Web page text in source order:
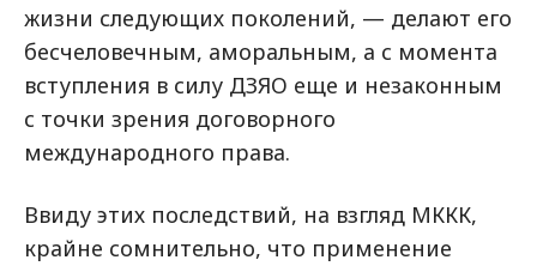
жизни следующих поколений, — делают его
бесчеловечным, аморальным, а с момента
вступления в силу ДЗЯО еще и незаконным
с точки зрения договорного
международного права.
Ввиду этих последствий, на взгляд МККК,
крайне сомнительно, что применение